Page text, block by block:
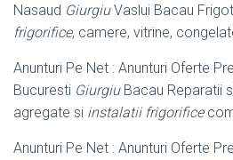
Nasaud GiurgiuVaslui Bacau
frigorifice, camere, vitrine,
Anunturi Pe Net : Anunturi Oferte
Bucuresti GiurgiuBacau Reparatii
agregate si instalatii frigorifice
Anunturi Pe Net : Anunturi Oferte